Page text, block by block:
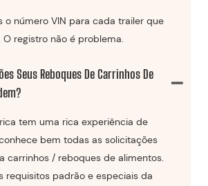
o número VIN para cada trailer que
registro não é problema.
Seus Reboques De Carrinhos De
tem uma rica experiência de
bem todas as solicitações
carrinhos / reboques de alimentos.
requisitos padrão e especiais da